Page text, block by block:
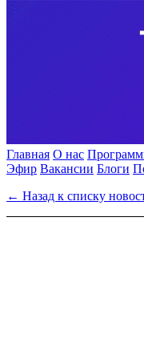
Главная О нас
Эфир Вакансии Блоги
← Назад к списку